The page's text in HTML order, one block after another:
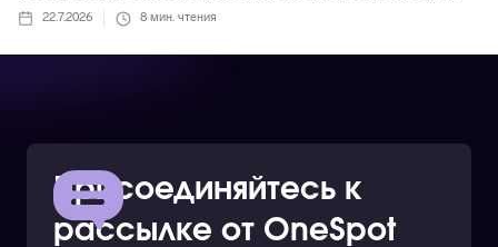
22.7.2026 8 мин. чтения
Присоединяйтесь к
рассылке от OneSpot